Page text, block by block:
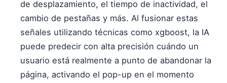
de desplazamiento, el tiempo de inactividad, el
cambio de pestañas y más. Al fusionar estas
señales utilizando técnicas como xgboost, la IA
puede predecir con alta precisión cuándo un
usuario está realmente a punto de abandonar la
página, activando el pop-up en el momento